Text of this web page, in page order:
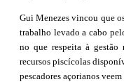
Gui Menezes vincou que
trabalho levado a cabo
no que respeita à gestão
recursos piscícolas
pescadores açorianos